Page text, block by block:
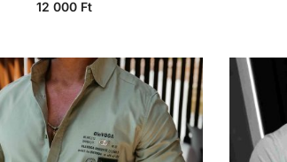
12 000 Ft